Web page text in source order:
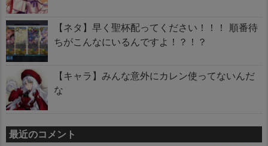
【ネタ】早く聖杯配ってください！！！ 順番待
ちがこんなにいるんですよ！？！？
【キャラ】みんな意外にカレン使ってないんだ
な
最近のコメント